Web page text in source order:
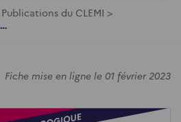
Publications du CLEMI >
Dossier pédagogique 2023
Fiche mise en ligne le 01 février 2023